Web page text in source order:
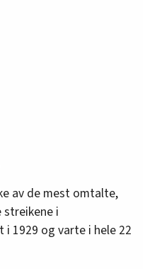
av de mest omtalte,
streikene i
1929 og varte i hele 22